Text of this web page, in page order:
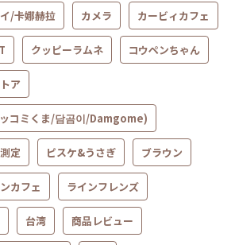
/卡娜赫拉 カメラ カービィカフェ
クッピーラムネ コウペンちゃん
ア
コミくま/담곰이/Damgome)
定 ピスケ&うさぎ ブラウン
カフェ ラインフレンズ
台湾 商品レビュー